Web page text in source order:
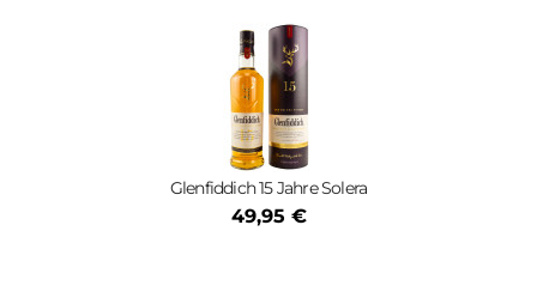
Glenfiddich 15 Jahre Solera
49,95 €